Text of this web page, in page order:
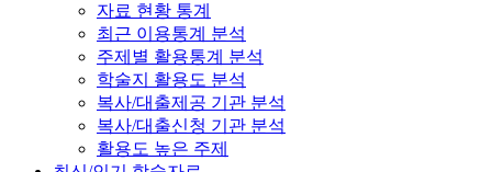
자료 현황 통계
최근 이용통계 분석
주제별 활용통계 분석
학술지 활용도 분석
복사/대출제공 기관 분석
복사/대출신청 기관 분석
활용도 높은 주제